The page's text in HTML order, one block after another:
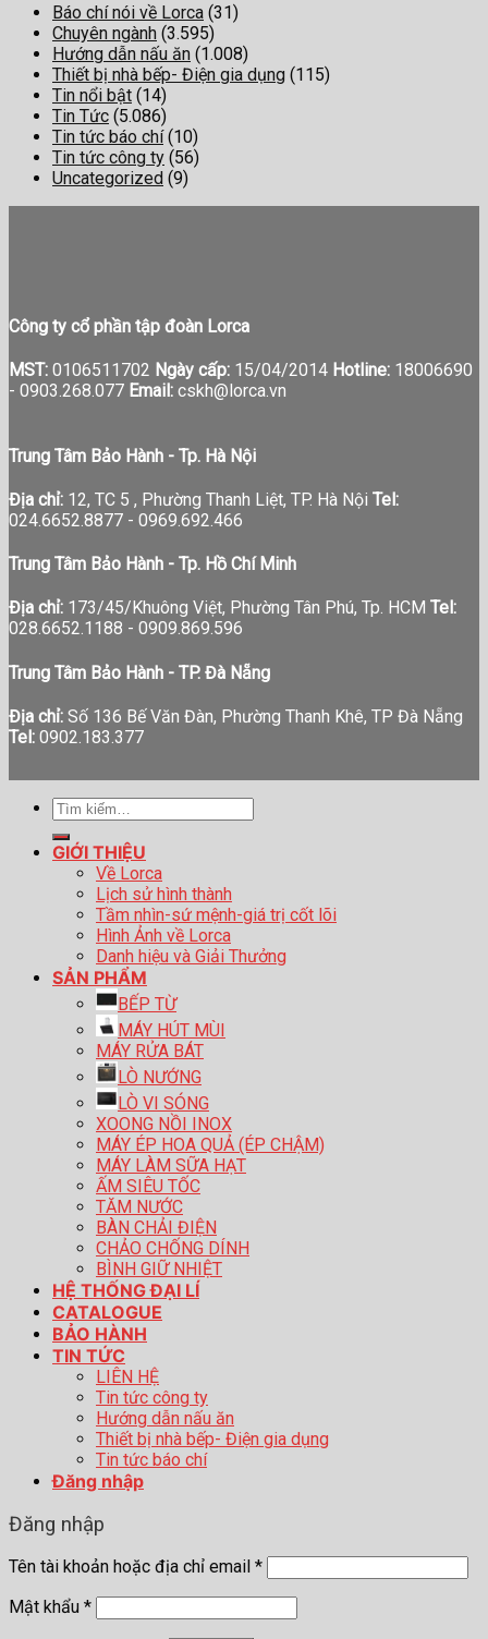
Báo chí nói về Lorca (31)
Chuyên ngành (3.595)
Hướng dẫn nấu ăn (1.008)
Thiết bị nhà bếp- Điện gia dụng (115)
Tin nổi bật (14)
Tin Tức (5.086)
Tin tức báo chí(10)
Tin tức công ty (56)
Uncategorized (9)
Công ty cổ phần tập đoàn Lorca
MST: 0106511702 Ngày cấp: 15/04/2014 Hotline: 18006690
- 0903.268.077 Email: cskh@lorca.vn
Trung Tâm Bảo Hành - Tp. Hà Nội
Địa chỉ: 12, TC 5 , Phường Thanh Liệt, TP. Hà Nội Tel:
024.6652.8877 - 0969.692.466
Trung Tâm Bảo Hành - Tp. Hồ Chí Minh
Địa chỉ: 173/45/Khuông Việt, Phường Tân Phú, Tp. HCM Tel:
028.6652.1188 - 0909.869.596
Trung Tâm Bảo Hành - TP. Đà Nẵng
Địa chỉ: Số 136 Bế Văn Đàn, Phường Thanh Khê, TP Đà Nẵng
Tel: 0902.183.377
Tìm
kiếm:
GIỚI THIỆU
Về Lorca
Lịch sử hình thành
Tầm nhìn-sứ mệnh-giá trị cốt lõi
Hình Ảnh về Lorca
Danh hiệu và Giải Thưởng
SẢN PHẨM
BẾP TỪ
MÁY HÚT MÙI
MÁY RỬA BÁT
LÒ NƯỚNG
LÒ VI SÓNG
XOONG NỒI INOX
MÁY ÉP HOA QUẢ (ÉP CHẬM)
MÁY LÀM SỮA HẠT
ẤM SIÊU TỐC
TĂM NƯỚC
BÀN CHẢI ĐIỆN
CHẢO CHỐNG DÍNH
BÌNH GIỮ NHIỆT
HỆ THỐNG ĐẠI LÍ
CATALOGUE
BẢO HÀNH
TIN TỨC
LIÊN HỆ
Tin tức công ty
Hướng dẫn nấu ăn
Thiết bị nhà bếp- Điện gia dụng
Tin tức báo chí
Đăng nhập
Đăng nhập
Tên tài khoản hoặc địa chỉ email *
Mật khẩu *